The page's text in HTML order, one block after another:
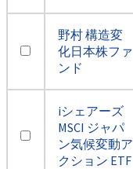
野村 構造変
化日本株ファ
ンド
iシェアーズ
MSCI ジャパ
ン気候変動ア
クション ETF